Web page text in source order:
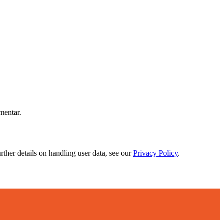
details on handling user data, see ourPrivacy Policy.